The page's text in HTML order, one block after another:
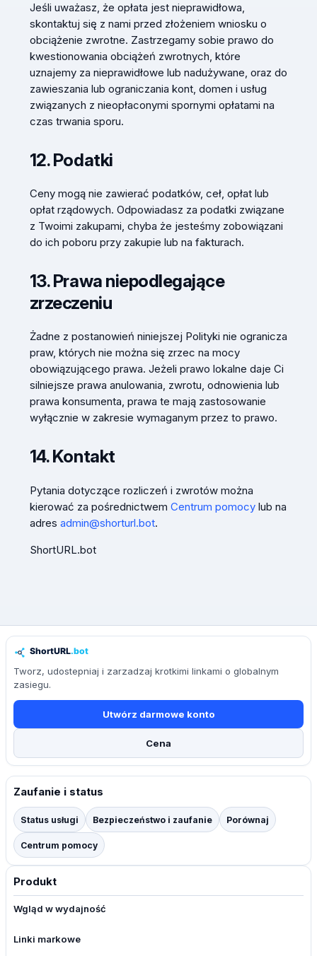
Jeśli uważasz, że opłata jest nieprawidłowa,
skontaktuj się z nami przed złożeniem wniosku o
obciążenie zwrotne. Zastrzegamy sobie prawo do
kwestionowania obciążeń zwrotnych, które
uznajemy za nieprawidłowe lub nadużywane, oraz do
zawieszania lub ograniczania kont, domen i usług
związanych z nieopłaconymi spornymi opłatami na
czas trwania sporu.
12. Podatki
Ceny mogą nie zawierać podatków, ceł, opłat lub
opłat rządowych. Odpowiadasz za podatki związane
z Twoimi zakupami, chyba że jesteśmy zobowiązani
do ich poboru przy zakupie lub na fakturach.
13. Prawa niepodlegające
zrzeczeniu
Żadne z postanowień niniejszej Polityki nie ogranicza
praw, których nie można się zrzec na mocy
obowiązującego prawa. Jeżeli prawo lokalne daje Ci
silniejsze prawa anulowania, zwrotu, odnowienia lub
prawa konsumenta, prawa te mają zastosowanie
wyłącznie w zakresie wymaganym przez to prawo.
14. Kontakt
Pytania dotyczące rozliczeń i zwrotów można
kierować za pośrednictwem Centrum pomocylub na
adres admin@shorturl.bot.
ShortURL.bot
Tworz, udostepniaj i zarzadzaj krotkimi linkami o globalnym
zasiegu.
Utwórz darmowe konto
Cena
Zaufanie i status
Status usługi Bezpieczeństwo i zaufanie Porównaj
Centrum pomocy
Produkt
Wgląd w wydajność
Linki markowe